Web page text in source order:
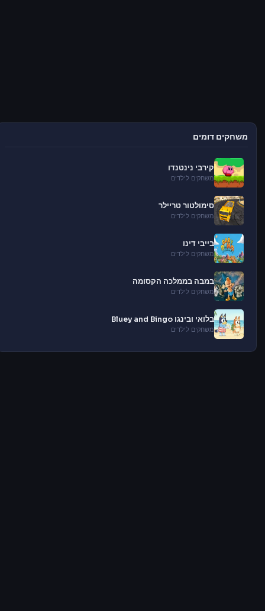
משחקים דומים
קירבי נינטנדו
משחקים לילדים
סימולטור טריילר
משחקים לילדים
בייבי דינו
משחקים לילדים
במבה בממלכה הקסומה
משחקים לילדים
בלואי ובינגו Bluey and Bingo
משחקים לילדים